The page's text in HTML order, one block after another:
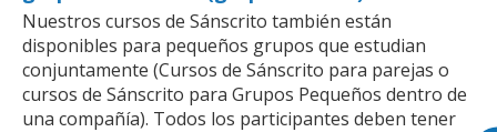
Nuestros cursos de Sánscrito también están
disponibles para pequeños grupos que estudian
conjuntamente (Cursos de Sánscrito para parejas o
cursos de Sánscrito para Grupos Pequeños dentro de
una compañía). Todos los participantes deben tener